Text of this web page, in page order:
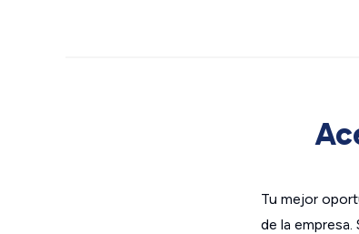
Tu mejor
de la